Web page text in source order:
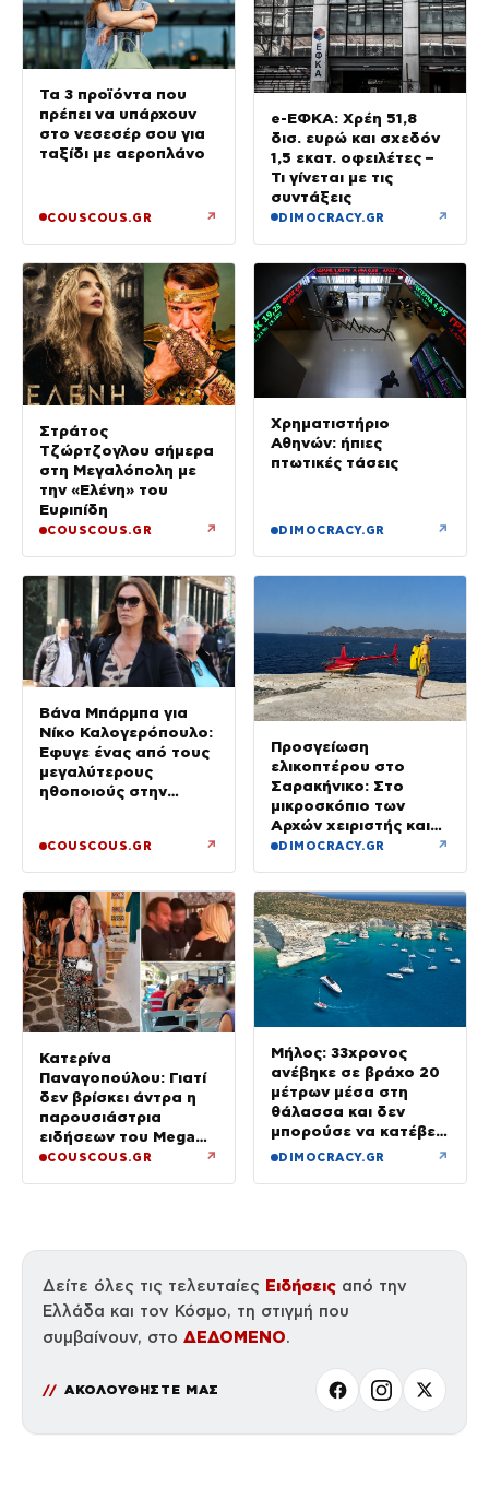
Τα 3 προϊόντα που
πρέπει να υπάρχουν
στο νεσεσέρ σου για
ταξίδι με αεροπλάνο
COUSCOUS.GR ↗
e-ΕΦΚΑ: Χρέη 51,8
δισ. ευρώ και σχεδόν
1,5 εκατ. οφειλέτες –
Τι γίνεται με τις
συντάξεις
DIMOCRACY.GR ↗
Στράτος
Τζώρτζογλου σήμερα
στη Μεγαλόπολη με
την «Ελένη» του
Ευριπίδη
COUSCOUS.GR ↗
Χρηματιστήριο
Αθηνών: ήπιες
πτωτικές τάσεις
DIMOCRACY.GR ↗
Βάνα Μπάρμπα για
Νίκο Καλογερόπουλο:
Έφυγε ένας από τους
μεγαλύτερους
ηθοποιούς στην
COUSCOUS.GR ↗
Προσγείωση
ελικοπτέρου στο
Σαρακήνικο: Στο
μικροσκόπιο των
Αρχών χειριστής και
ιδιοκτήτης
DIMOCRACY.GR ↗
Κατερίνα
Παναγοπούλου: Γιατί
δεν βρίσκει άντρα η
παρουσιάστρια
ειδήσεων του Mega
μετά τον Ντέμη
COUSCOUS.GR ↗
Μήλος: 33χρονος
ανέβηκε σε βράχο 20
μέτρων μέσα στη
θάλασσα και δεν
μπορούσε να κατέβει
– Επιχείρηση
DIMOCRACY.GR ↗
Δείτε όλες τις τελευταίες Ειδήσεις από την
Ελλάδα και τον Κόσμο, τη στιγμή που
συμβαίνουν, στο ΔΕΔΟΜΕΝΟ.
ΑΚΟΛΟΥΘΗΣΤΕ ΜΑΣ